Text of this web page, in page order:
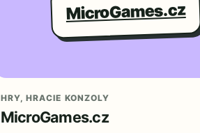
MicroGames.cz
HRY, HRACIE KONZOLY
MicroGames.cz